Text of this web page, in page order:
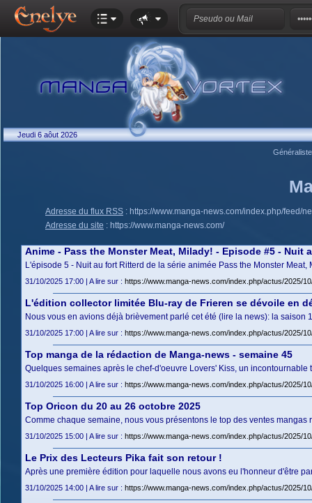
Jeudi 6 aôut 2026
Adresse du flux RSS : https://www.manga-news.com/index.php/feed/
Adresse du site : https://www.manga-news.com/
Anime - Pass the Monster Meat, Milady! - Episode #5 - Nuit
L'épisode 5 - Nuit au fort Ritterd de la série animée Pass the Monster
31/10/2025 17:00 | A lire sur : https://www.manga-news.com/index.php/actus/2025/
L'édition collector limitée Blu-ray de Frieren se dévoile en
Nous vous en avions déjà brièvement parlé cet été (lire la news): la
31/10/2025 17:00 | A lire sur : https://www.manga-news.com/index.php/actus/2025/
Top manga de la rédaction de Manga-news - semaine 45
Quelques semaines après le chef-d'oeuvre Lovers' Kiss, un
31/10/2025 16:00 | A lire sur : https://www.manga-news.com/index.php/actus/2025/
Top Oricon du 20 au 26 octobre 2025
Comme chaque semaine, nous vous présentons le top des ventes
31/10/2025 15:00 | A lire sur : https://www.manga-news.com/index.php/actus/2025/
Le Prix des Lecteurs Pika fait son retour !
Après une première édition pour laquelle nous avons eu l'honneur d'être
31/10/2025 14:00 | A lire sur : https://www.manga-news.com/index.php/actus/2025/